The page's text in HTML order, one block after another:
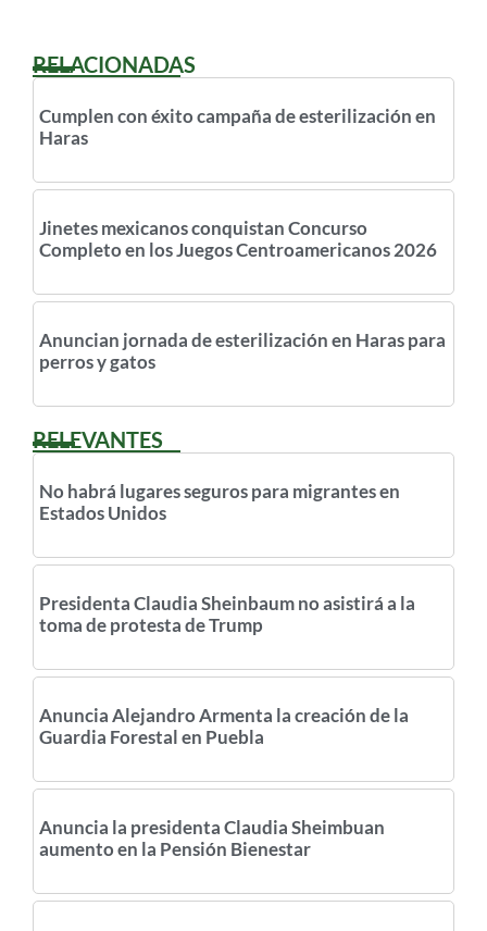
RELACIONADAS
Cumplen con éxito campaña de esterilización en
Haras
Jinetes mexicanos conquistan Concurso
Completo en los Juegos Centroamericanos 2026
Anuncian jornada de esterilización en Haras para
perros y gatos
RELEVANTES
No habrá lugares seguros para migrantes en
Estados Unidos
Presidenta Claudia Sheinbaum no asistirá a la
toma de protesta de Trump
Anuncia Alejandro Armenta la creación de la
Guardia Forestal en Puebla
Anuncia la presidenta Claudia Sheimbuan
aumento en la Pensión Bienestar